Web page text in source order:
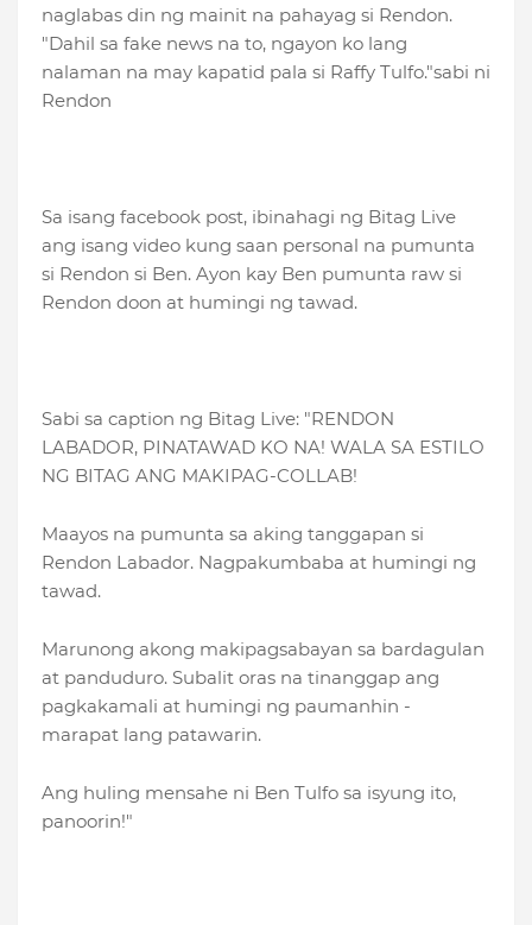
naglabas din ng mainit na pahayag si Rendon.
"Dahil sa fake news na to, ngayon ko lang
nalaman na may kapatid pala si Raffy Tulfo."sabi ni
Rendon
Sa isang facebook post, ibinahagi ng Bitag Live
ang isang video kung saan personal na pumunta
si Rendon si Ben. Ayon kay Ben pumunta raw si
Rendon doon at humingi ng tawad.
Sabi sa caption ng Bitag Live: "RENDON
LABADOR, PINATAWAD KO NA! WALA SA ESTILO
NG BITAG ANG MAKIPAG-COLLAB!
Maayos na pumunta sa aking tanggapan si
Rendon Labador. Nagpakumbaba at humingi ng
tawad.
Marunong akong makipagsabayan sa bardagulan
at panduduro. Subalit oras na tinanggap ang
pagkakamali at humingi ng paumanhin -
marapat lang patawarin.
Ang huling mensahe ni Ben Tulfo sa isyung ito,
panoorin!"